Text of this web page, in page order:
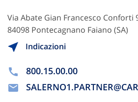
Via Abate Gian Francesco Conforti
84098 Pontecagnano Faiano (SA)
Indicazioni
800.15.00.00